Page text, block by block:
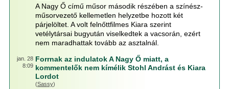
A Nagy Ő című műsor második részében a színész-
műsorvezető kellemetlen helyzetbe hozott két
párjelöltet. A volt felnőttfilmes Kiara szerint
vetélytársai bugyután viselkedtek a vacsorán, ezért
nem maradhattak tovább az asztalnál.
jan. 28
8:09
Forrnak az indulatok A Nagy Ő miatt, a
kommentelők nem kímélik Stohl Andrást és Kiara
Lordot
(Sassy)